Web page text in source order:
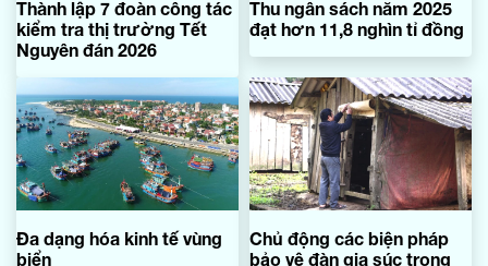
Thành lập 7 đoàn công tác
kiểm tra thị trường Tết
Nguyên đán 2026
Thu ngân sách năm 2025
đạt hơn 11,8 nghìn tỉ đồng
Đa dạng hóa kinh tế vùng
biển
Chủ động các biện pháp
bảo vệ đàn gia súc trong